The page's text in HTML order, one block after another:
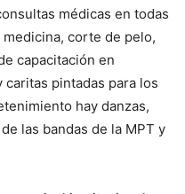
médicas en todas
corte de pelo,
capacitación en
pintadas para los
hay danzas,
las bandas de la MPT y